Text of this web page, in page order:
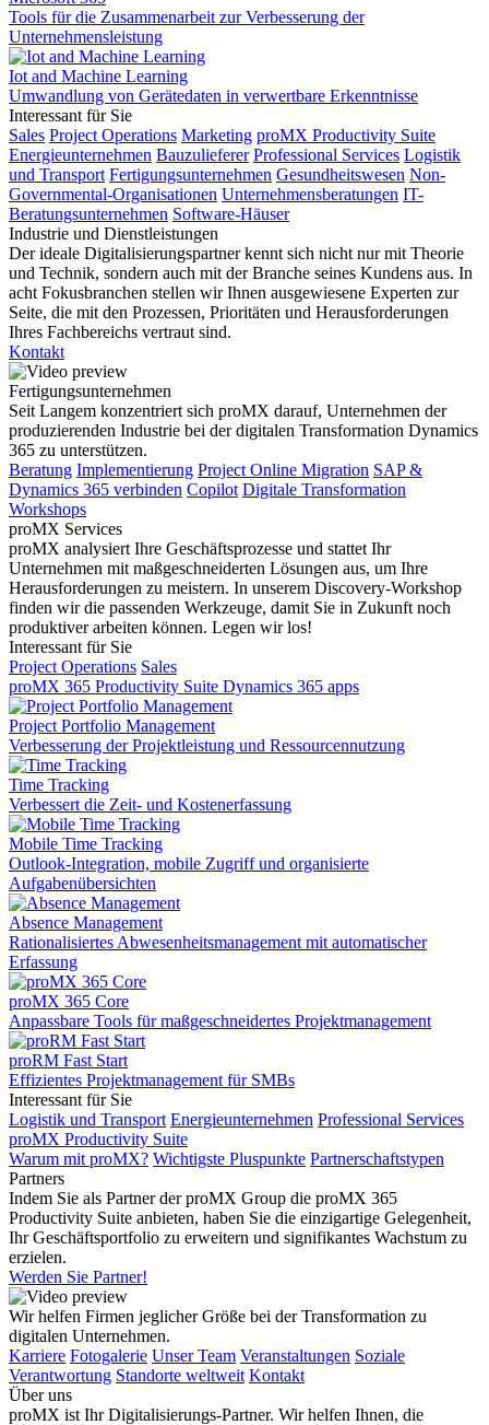
Tools für die Zusammenarbeit zur Verbesserung der
Unternehmensleistung
Iot and Machine Learning
Umwandlung von Gerätedaten in verwertbare Erkenntnisse
Interessant für Sie
Sales Project Operations Marketing proMX Productivity Suite
Energieunternehmen Bauzulieferer Professional Services Logistik
und Transport Fertigungsunternehmen Gesundheitswesen Non-
Governmental-Organisationen Unternehmensberatungen IT-
Beratungsunternehmen Software-Häuser
Industrie und Dienstleistungen
Der ideale Digitalisierungspartner kennt sich nicht nur mit Theorie
und Technik, sondern auch mit der Branche seines Kundens aus. In
acht Fokusbranchen stellen wir Ihnen ausgewiesene Experten zur
Seite, die mit den Prozessen, Prioritäten und Herausforderungen
Ihres Fachbereichs vertraut sind.
Kontakt
Fertigungsunternehmen
Seit Langem konzentriert sich proMX darauf, Unternehmen der
produzierenden Industrie bei der digitalen Transformation Dynamics
365 zu unterstützen.
Beratung Implementierung Project Online Migration SAP &
Dynamics 365 verbinden Copilot Digitale Transformation
Workshops
proMX Services
proMX analysiert Ihre Geschäftsprozesse und stattet Ihr
Unternehmen mit maßgeschneiderten Lösungen aus, um Ihre
Herausforderungen zu meistern. In unserem Discovery-Workshop
finden wir die passenden Werkzeuge, damit Sie in Zukunft noch
produktiver arbeiten können. Legen wir los!
Interessant für Sie
Project Operations Sales
proMX 365 Productivity Suite Dynamics 365 apps
Project Portfolio Management
Verbesserung der Projektleistung und Ressourcennutzung
Time Tracking
Verbessert die Zeit- und Kostenerfassung
Mobile Time Tracking
Outlook-Integration, mobile Zugriff und organisierte
Aufgabenübersichten
Absence Management
Rationalisiertes Abwesenheitsmanagement mit automatischer
Erfassung
proMX 365 Core
Anpassbare Tools für maßgeschneidertes Projektmanagement
proRM Fast Start
Effizientes Projektmanagement für SMBs
Interessant für Sie
Logistik und Transport Energieunternehmen Professional Services
proMX Productivity Suite
Warum mit proMX? Wichtigste Pluspunkte Partnerschaftstypen
Partners
Indem Sie als Partner der proMX Group die proMX 365
Productivity Suite anbieten, haben Sie die einzigartige Gelegenheit,
Ihr Geschäftsportfolio zu erweitern und signifikantes Wachstum zu
erzielen.
Werden Sie Partner!
Wir helfen Firmen jeglicher Größe bei der Transformation zu
digitalen Unternehmen.
Karriere Fotogalerie Unser Team Veranstaltungen Soziale
Verantwortung Standorte weltweit Kontakt
Über uns
proMX ist Ihr Digitalisierungs-Partner. Wir helfen Ihnen, die